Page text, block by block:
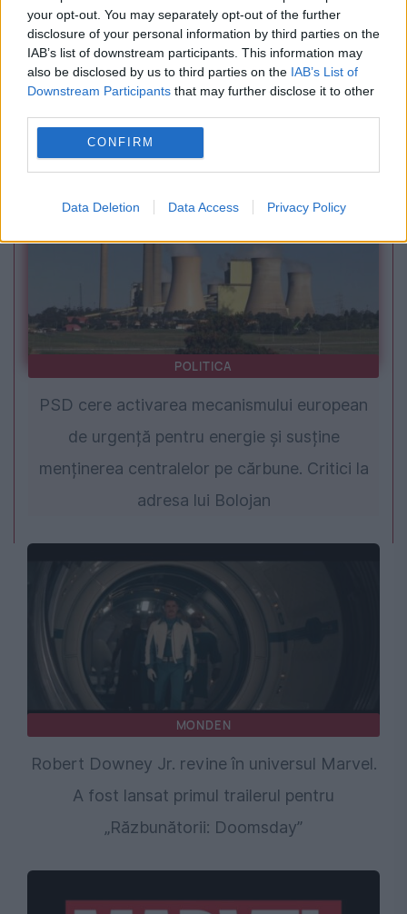
your opt-out. You may separately opt-out of the further
disclosure of your personal information by third parties on the
IAB’s list of downstream participants. This information may
also be disclosed by us to third parties on the IAB’s List of
Downstream Participants that may further disclose it to other
CONFIRM
Data Deletion Data Access Privacy Policy
SOCIAL
un nou serial Star Wars
POLITICA
PSD cere activarea mecanismului european
de urgență pentru energie și susține
menținerea centralelor pe cărbune. Critici la
adresa lui Bolojan
MONDEN
Robert Downey Jr. revine în universul Marvel.
A fost lansat primul trailerul pentru
„Răzbunătorii: Doomsday”